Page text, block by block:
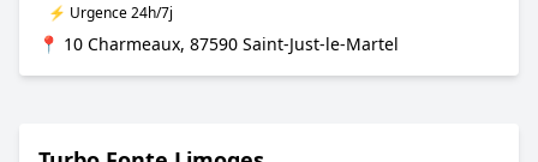
⚡ Urgence 24h/7j
📍 10 Charmeaux, 87590 Saint-Just-le-Martel